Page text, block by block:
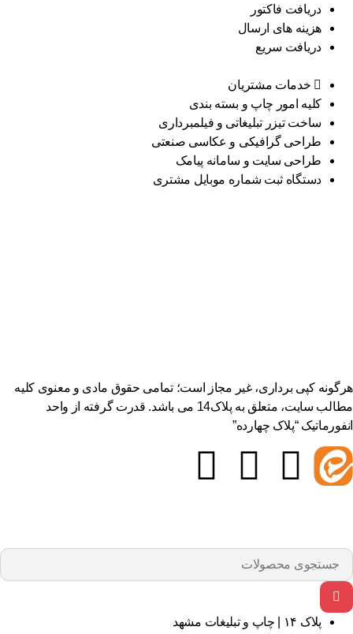
دریافت فاکتور
هزینه های ارسال
دریافت سریع
خدمات مشتریان
کلیه امور چاپ و بسته بندی
ساخت تیزر تبلیغاتی و فیلمبرداری
طراحی گرافیکی و عکاسی صنعتی
طراحی سایت و سامانه پیامک
دستگاه ثبت شماره موبایل مشتری
هرگونه کپی برداری، غیر مجاز است؛ تمامی حقوق مادی و معنوی کلیه
مطالب سایت، متعلق به پلاک14 می باشد. قدرت گرفته از واحد
انفورماتیک “پلاک چهارده”
پلاک ۱۴ | چاپ و تبلیغات مشهد